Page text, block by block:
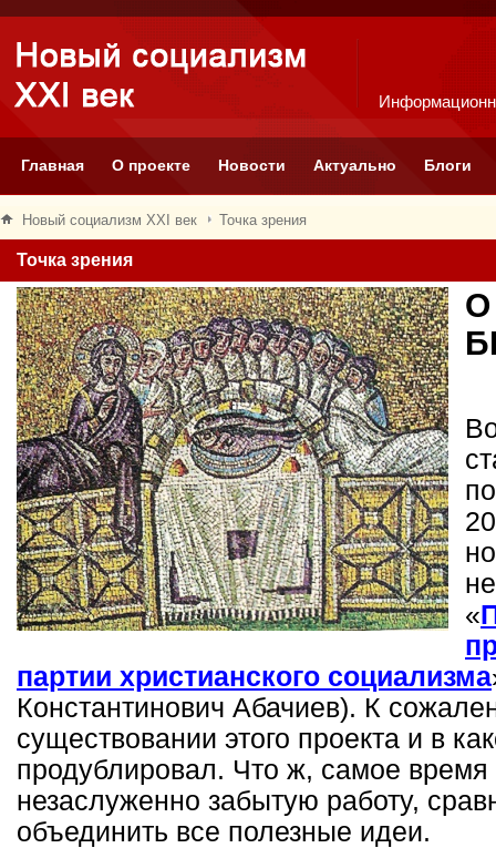
Главная О проекте Новости Актуально Блоги
Новый социализм XXI век Точка зрения
Точка зрения
«
партии христианского социализма
Константинович Абачиев). К
существовании этого проекта и в
продублировал. Что ж, самое время
незаслуженно забытую работу,
объединить все полезные идеи.